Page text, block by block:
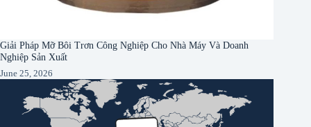
Giải Pháp Mỡ Bôi Trơn Công Nghiệp Cho Nhà Máy Và Doanh
Nghiệp Sản Xuất
June 25, 2026